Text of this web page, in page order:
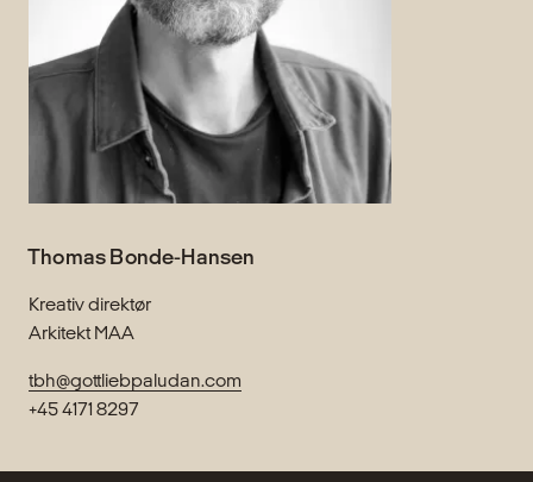
Thomas Bonde-Hansen
Kreativ direktør
Arkitekt MAA
tbh@gottliebpaludan.com
+45 4171 8297